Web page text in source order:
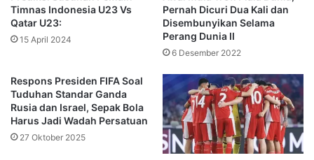
Indonesia berpotensi menjadi faktor penting dalam
peluang Rizky Ridho meraih penghargaan bergengsi
tersebut.
Masuknya pemain Liga Indonesia ke nominasi Puskas
Award menjadi pencapaian tersendiri dan menunjukkan
bahwa kualitas sepak bola nasional mampu menarik
perhatian dunia.
Timnas Indonesia U23 Vs
Qatar U23:
15 April 2024
Pernah Dicuri Dua Kali dan
Disembunyikan Selama
Perang Dunia II
6 Desember 2022
Respons Presiden FIFA Soal
Tuduhan Standar Ganda
Rusia dan Israel, Sepak Bola
Harus Jadi Wadah Persatuan
27 Oktober 2025